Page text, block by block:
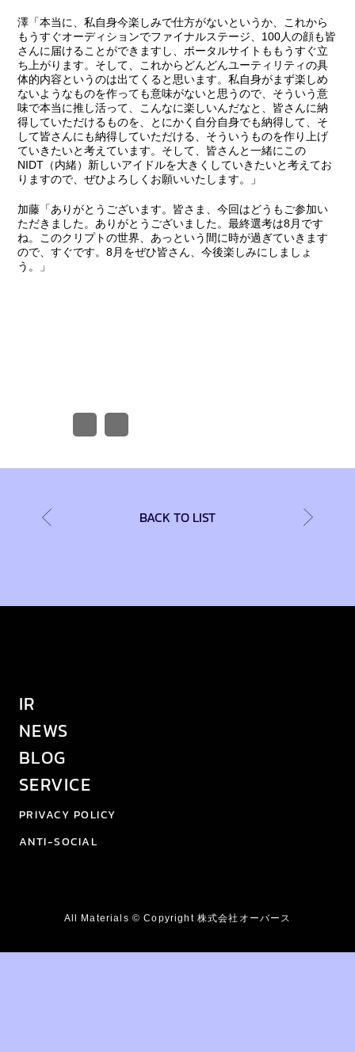
澤「本当に、私自身今楽しみで仕方がないというか、これから
もうすぐオーディションでファイナルステージ、100人の顔も皆
さんに届けることができますし、ポータルサイトももうすぐ立
ち上がります。そして、これからどんどんユーティリティの具
体的内容というのは出てくると思います。私自身がまず楽しめ
ないようなものを作っても意味がないと思うので、そういう意
味で本当に推し活って、こんなに楽しいんだなと、皆さんに納
得していただけるものを、とにかく自分自身でも納得して、そ
して皆さんにも納得していただける、そういうものを作り上げ
ていきたいと考えています。そして、皆さんと一緒にこの
NIDT（内緒）新しいアイドルを大きくしていきたいと考えてお
りますので、ぜひよろしくお願いいたします。」
加藤「ありがとうございます。皆さま、今回はどうもご参加い
ただきました。ありがとうございました。最終選考は8月です
ね。このクリプトの世界、あっという間に時が過ぎていきます
ので、すぐです。8月をぜひ皆さん、今後楽しみにしましょ
う。」
BACK TO LIST
IR
NEWS
BLOG
SERVICE
PRIVACY POLICY
ANTI-SOCIAL
All Materials © Copyright 株式会社オーバース